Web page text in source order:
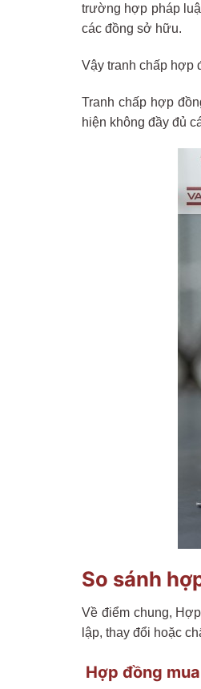
trường hợp pháp
các đồng sở hữu.
Vậy tranh chấp hợp
Tranh chấp hợp
hiện không đầy đủ
So sánh
Về điểm chung,
lập, thay đổi hoặc
Hợp đồng